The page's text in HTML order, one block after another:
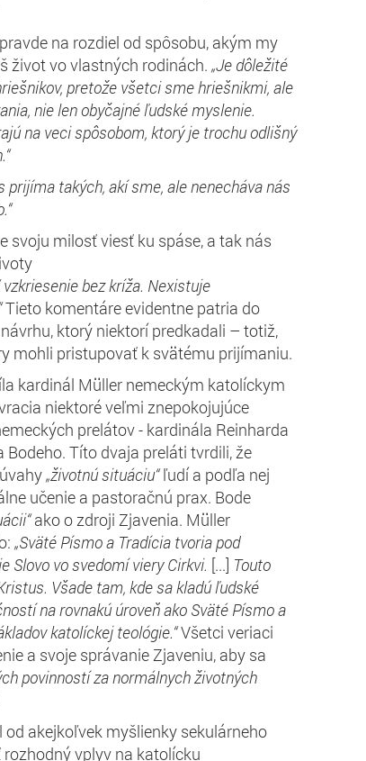
na rozdiel od spôsobu, akým my
život vo vlastných rodinách. „Je dôležité
pretože všetcisme hriešnikmi, ale
, nielenobyčajné ľudské myslenie.
na veci spôsobom, ktorý je trochu odlišný
.“
prijíma takých, akí sme, alenenecháva nás
svoju milosť viesť ku spáse, a tak nás
vzkriesenie bez kríža. Nexistuje
Tieto komentáre evidentne patria do
ktorý niektorí predkadali – totiž,
mohli pristupovať k svätému prijímaniu.
kardinál Müller nemeckým katolíckym
niektoré veľmi znepokojujúce
prelátov - kardinála Reinharda
Títo dvaja preláti tvrdili, že
„životnú situáciu“ľudí a podľa nej
učenie a pastoračnú prax. Bode
ako o zdroji Zjavenia. Müller
„Sväté Písmo a Tradícia tvoriapod
Slovo vosvedomíviery Cirkvi. [...] Touto
Všade tam, kdesa kladúľudské
na rovnakúúroveňako Sväté Písmo a
katolíckej teológie.“Všetci veriaci
a svoje správanie Zjaveniu, aby sa
povinností za normálnych životných
akejkoľvek myšlienky sekulárneho
vplyv na katolícku